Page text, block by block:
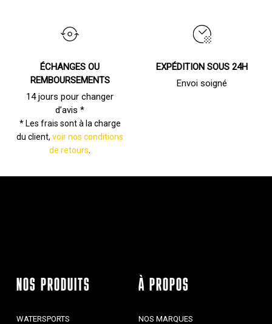
ÉCHANGES OU
REMBOURSEMENTS
14 jours pour changer
d’avis *
* Les frais sont à la charge
du client,voir nos conditions
de retours
EXPÉDITION SOUS 24H
Envoi soigné
NOS PRODUITS
WATERSPORTS
À PROPOS
NOS MARQUES